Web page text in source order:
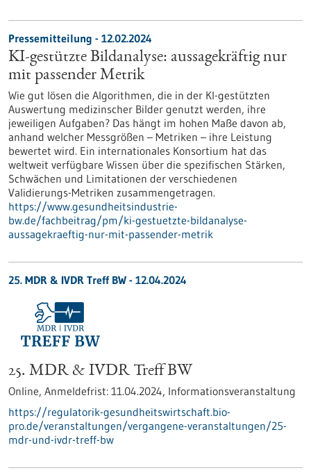
Pressemitteilung - 12.02.2024
KI-gestützte Bildanalyse: aussagekräftig nur
mit passender Metrik
Wie gut lösen die Algorithmen, die in der KI-gestützten
Auswertung medizinscher Bilder genutzt werden, ihre
jeweiligen Aufgaben? Das hängt im hohen Maße davon ab,
anhand welcher Messgrößen – Metriken – ihre Leistung
bewertet wird. Ein internationales Konsortium hat das
weltweit verfügbare Wissen über die spezifischen Stärken,
Schwächen und Limitationen der verschiedenen
Validierungs-Metriken zusammengetragen.
https://www.gesundheitsindustrie-
bw.de/fachbeitrag/pm/ki-gestuetzte-bildanalyse-
aussagekraeftig-nur-mit-passender-metrik
25. MDR & IVDR Treff BW - 12.04.2024
25. MDR & IVDR Treff BW
Online, Anmeldefrist: 11.04.2024, Informationsveranstaltung
https://regulatorik-gesundheitswirtschaft.bio-
pro.de/veranstaltungen/vergangene-veranstaltungen/25-
mdr-und-ivdr-treff-bw